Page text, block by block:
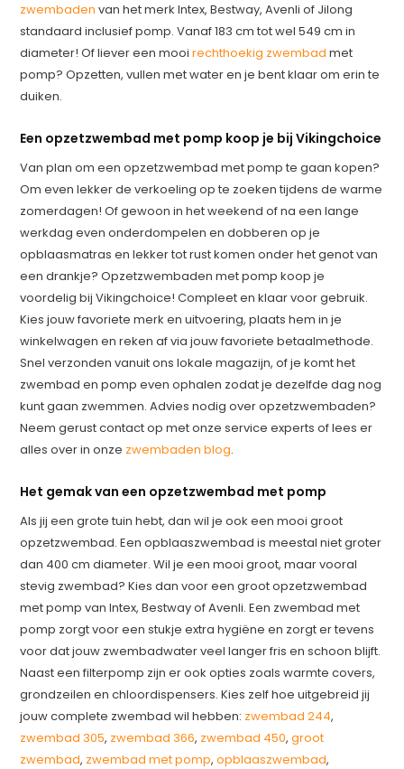
zwembaden van het merk Intex, Bestway, Avenli of Jilong
standaard inclusief pomp. Vanaf 183 cm tot wel 549 cm in
diameter! Of liever een mooirechthoekig zwembad met
pomp? Opzetten, vullen met water en je bent klaar om erin te
duiken.
Een opzetzwembad met pomp koop je bij Vikingchoice
Van plan om een opzetzwembad met pomp te gaan kopen?
Om even lekker de verkoeling op te zoeken tijdens de warme
zomerdagen! Of gewoon in het weekend of na een lange
werkdag even onderdompelen en dobberen op je
opblaasmatras en lekker tot rust komen onder het genot van
een drankje? Opzetzwembaden met pomp koop je
voordelig bij Vikingchoice! Compleet en klaar voor gebruik.
Kies jouw favoriete merk en uitvoering, plaats hem in je
winkelwagen en reken af via jouw favoriete betaalmethode.
Snel verzonden vanuit ons lokale magazijn, of je komt het
zwembad en pomp even ophalen zodat je dezelfde dag nog
kunt gaan zwemmen. Advies nodig over opzetzwembaden?
Neem gerust contact op met onze service experts of lees er
alles over in onze zwembaden blog.
Het gemak van een opzetzwembad met pomp
Als jij een grote tuin hebt, dan wil je ook een mooi groot
opzetzwembad. Een opblaaszwembad is meestal niet groter
dan 400 cm diameter. Wil je een mooi groot, maar vooral
stevig zwembad? Kies dan voor een groot opzetzwembad
met pomp van Intex, Bestway of Avenli. Een zwembad met
pomp zorgt voor een stukje extra hygiëne en zorgt er tevens
voor dat jouw zwembadwater veel langer fris en schoon blijft.
Naast een filterpomp zijn er ook opties zoals warmte covers,
grondzeilen en chloordispensers. Kies zelf hoe uitgebreid jij
jouw complete zwembad wil hebben: zwembad 244,
zwembad 305, zwembad 366, zwembad 450,groot
zwembad, zwembad met pomp,opblaaszwembad,